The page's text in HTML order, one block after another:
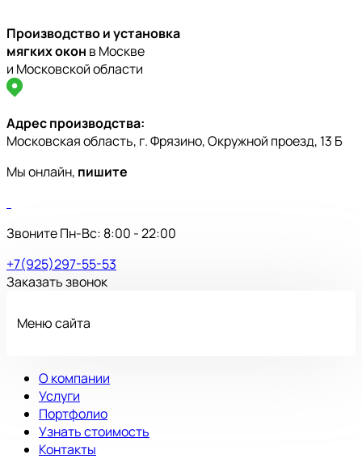
Производство и установка
мягких окон в Москве
и Московской области
Адрес производства:
Московская область, г. Фрязино, Окружной проезд, 13 Б
Мы онлайн, пишите
Звоните Пн-Вс: 8:00 - 22:00
+7(925)297-55-53
Заказать звонок
Меню сайта
О компании
Услуги
Портфолио
Узнать стоимость
Контакты